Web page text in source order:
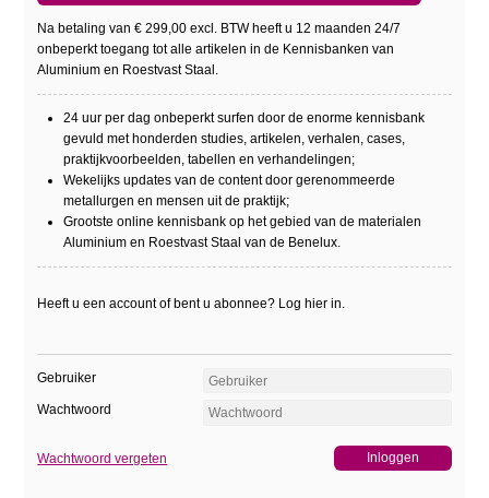
Na betaling van € 299,00 excl. BTW heeft u 12 maanden 24/7
onbeperkt toegang tot alle artikelen in de Kennisbanken van
Aluminium en Roestvast Staal.
24 uur per dag onbeperkt surfen door de enorme kennisbank
gevuld met honderden studies, artikelen, verhalen, cases,
praktijkvoorbeelden, tabellen en verhandelingen;
Wekelijks updates van de content door gerenommeerde
metallurgen en mensen uit de praktijk;
Grootste online kennisbank op het gebied van de materialen
Aluminium en Roestvast Staal van de Benelux.
Heeft u een account of bent u abonnee? Log hier in.
Gebruiker
Wachtwoord
Wachtwoord vergeten